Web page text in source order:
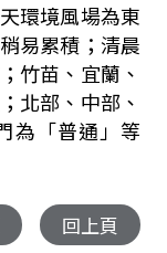
環境風場為東
易累積；清晨
竹苗、宜蘭、
北部、中部、
為「普通」等
回上頁